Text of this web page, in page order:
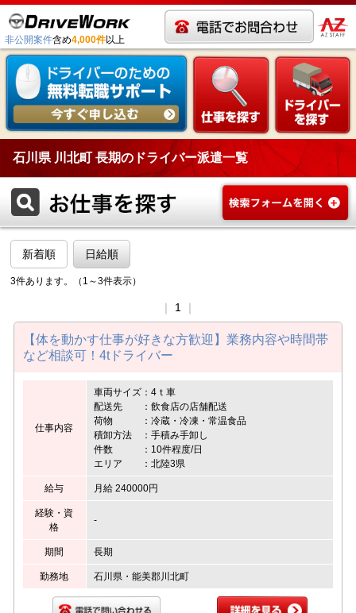
非公開案件含め4,000件以上
石川県 川北町 長期のドライバー派遣一覧
新着順 日給順
3件あります。（1～3件表示）
1
【体を動かす仕事が好きな方歓迎】業務内容や時間帯
など相談可！4tドライバー
仕事内容
車両サイズ：4ｔ車
配送先 ：飲食店の店舗配送
荷物 ：冷蔵・冷凍・常温食品
積卸方法 ：手積み手卸し
件数 ：10件程度/日
エリア ：北陸3県
給与 月給 240000円
経験・資
格
-
期間 長期
勤務地 石川県・能美郡川北町